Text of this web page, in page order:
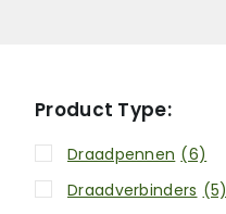
Product Type:
Draadpennen (6)
Draadverbinders (5)